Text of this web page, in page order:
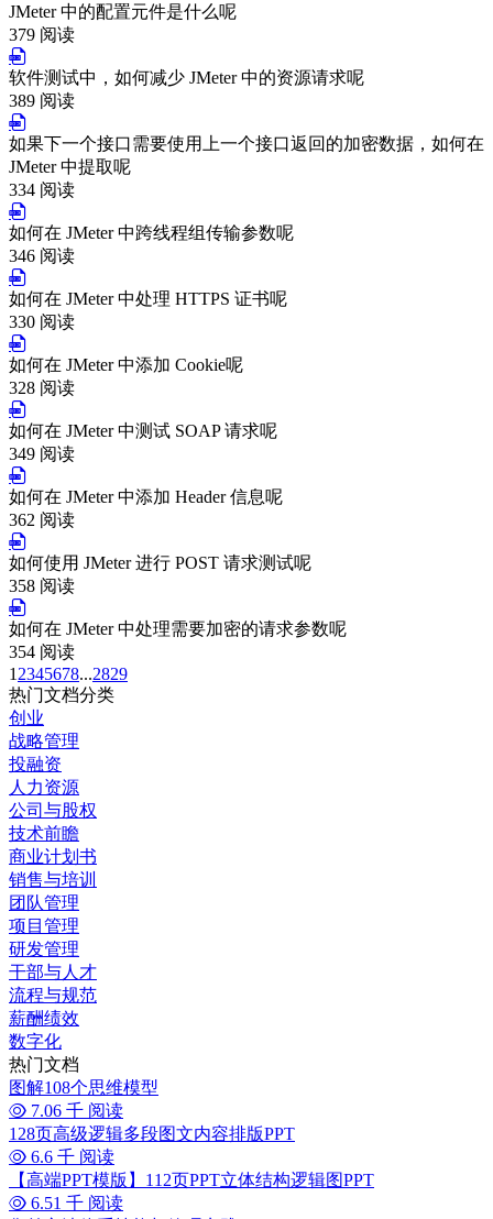
JMeter 中的配置元件是什么呢
379 阅读
软件测试中，如何减少 JMeter 中的资源请求呢
389 阅读
如果下一个接口需要使用上一个接口返回的加密数据，如何在
JMeter 中提取呢
334 阅读
如何在 JMeter 中跨线程组传输参数呢
346 阅读
如何在 JMeter 中处理 HTTPS 证书呢
330 阅读
如何在 JMeter 中添加 Cookie呢
328 阅读
如何在 JMeter 中测试 SOAP 请求呢
349 阅读
如何在 JMeter 中添加 Header 信息呢
362 阅读
如何使用 JMeter 进行 POST 请求测试呢
358 阅读
如何在 JMeter 中处理需要加密的请求参数呢
354 阅读
1 2345678...2829
热门文档分类
创业
战略管理
投融资
人力资源
公司与股权
技术前瞻
商业计划书
销售与培训
团队管理
项目管理
研发管理
干部与人才
流程与规范
薪酬绩效
数字化
热门文档
图解108个思维模型
7.06 千 阅读
128页高级逻辑多段图文内容排版PPT
6.6 千 阅读
【高端PPT模版】112页PPT立体结构逻辑图PPT
6.51 千 阅读